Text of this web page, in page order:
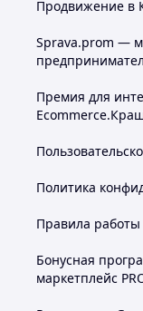
Продвижение в
Sprava.prom —
Премия для
Политика
Правила
Бонусная
маркетплейс